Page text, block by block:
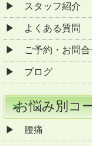
スタッフ紹介
よくある質問
ご予約・お問
ブログ
お悩み別コ
腰痛